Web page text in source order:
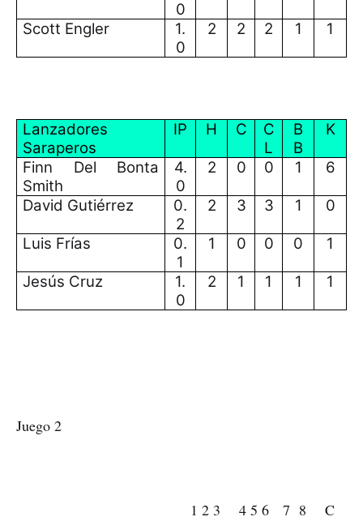
0
Scott Engler
1.
0
2 2 2 1 1
Lanzadores
Saraperos
IP H C
C
L
B
B
K
Finn Del Bonta
Smith
4.
0
2 0 0 1 6
David Gutiérrez
0.
2
2 3 3 1 0
Luis Frías
0.
1
1 0 0 0 1
Jesús Cruz
1.
0
2 1 1 1 1
Juego 2
1 2 3 4 5 6 7 8 C